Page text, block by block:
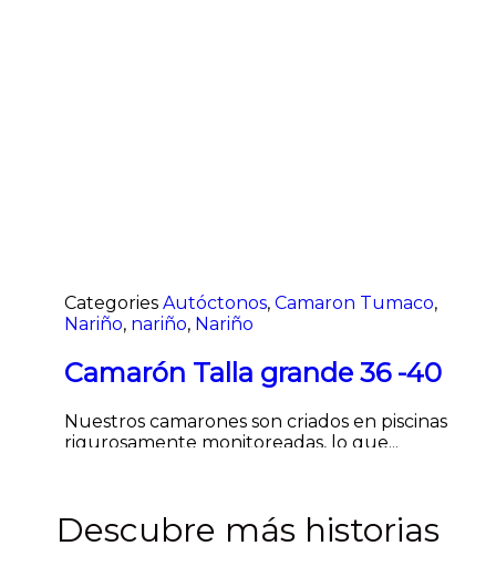
Categories Autóctonos, Camaron Tumaco,
Nariño, nariño, Nariño
Camarón Talla grande 36 -40
Nuestros camarones son criados en piscinas
rigurosamente monitoreadas, lo que...
Descubre más historias